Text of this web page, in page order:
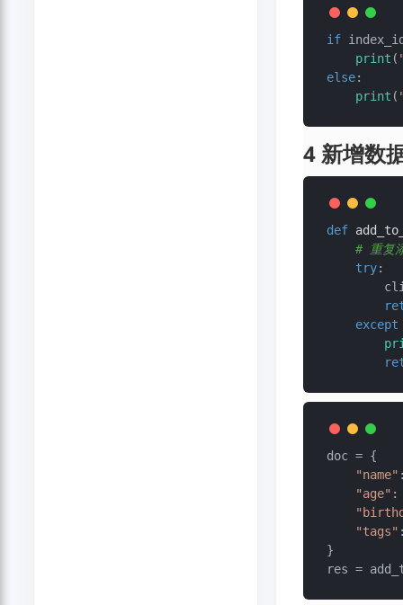
if
print (
else:
print (
4 新增数
def
# 重复
try:
except
doc = {
"name"
"age"
"tags"
}
res =